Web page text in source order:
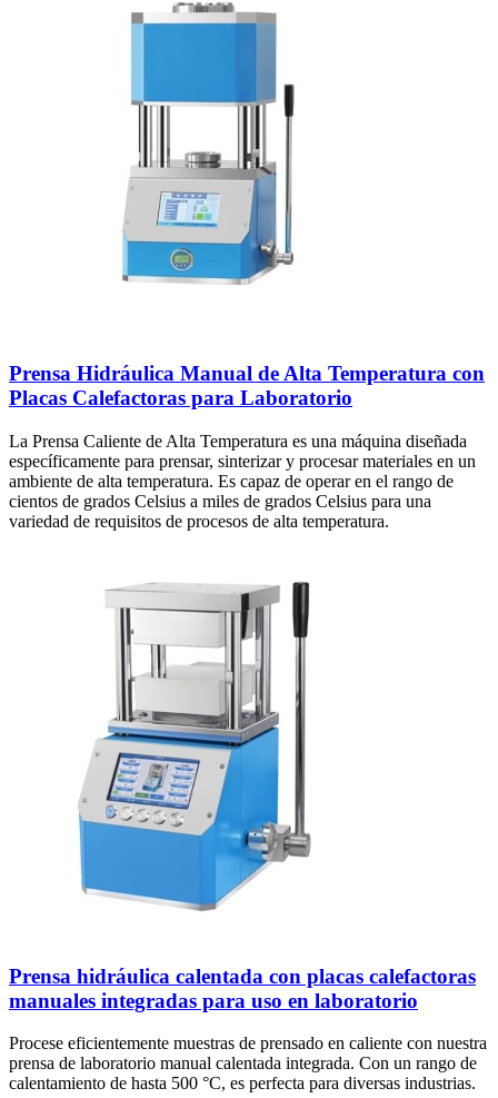
Prensa Hidráulica Manual de Alta Temperatura con
Placas Calefactoras para Laboratorio
La Prensa Caliente de Alta Temperatura es una máquina diseñada
específicamente para prensar, sinterizar y procesar materiales en un
ambiente de alta temperatura. Es capaz de operar en el rango de
cientos de grados Celsius a miles de grados Celsius para una
variedad de requisitos de procesos de alta temperatura.
Prensa hidráulica calentada con placas calefactoras
manuales integradas para uso en laboratorio
Procese eficientemente muestras de prensado en caliente con nuestra
prensa de laboratorio manual calentada integrada. Con un rango de
calentamiento de hasta 500 °C, es perfecta para diversas industrias.